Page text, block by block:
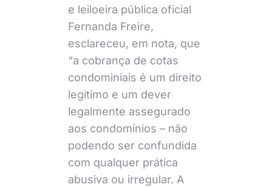
e leiloeira pública oficial
Fernanda Freire,
esclareceu, em nota, que
“a cobrança de cotas
condominiais é um direito
legitimo e um dever
legalmente assegurado
aos condomínios – não
podendo ser confundida
com qualquer prática
abusiva ou irregular. A